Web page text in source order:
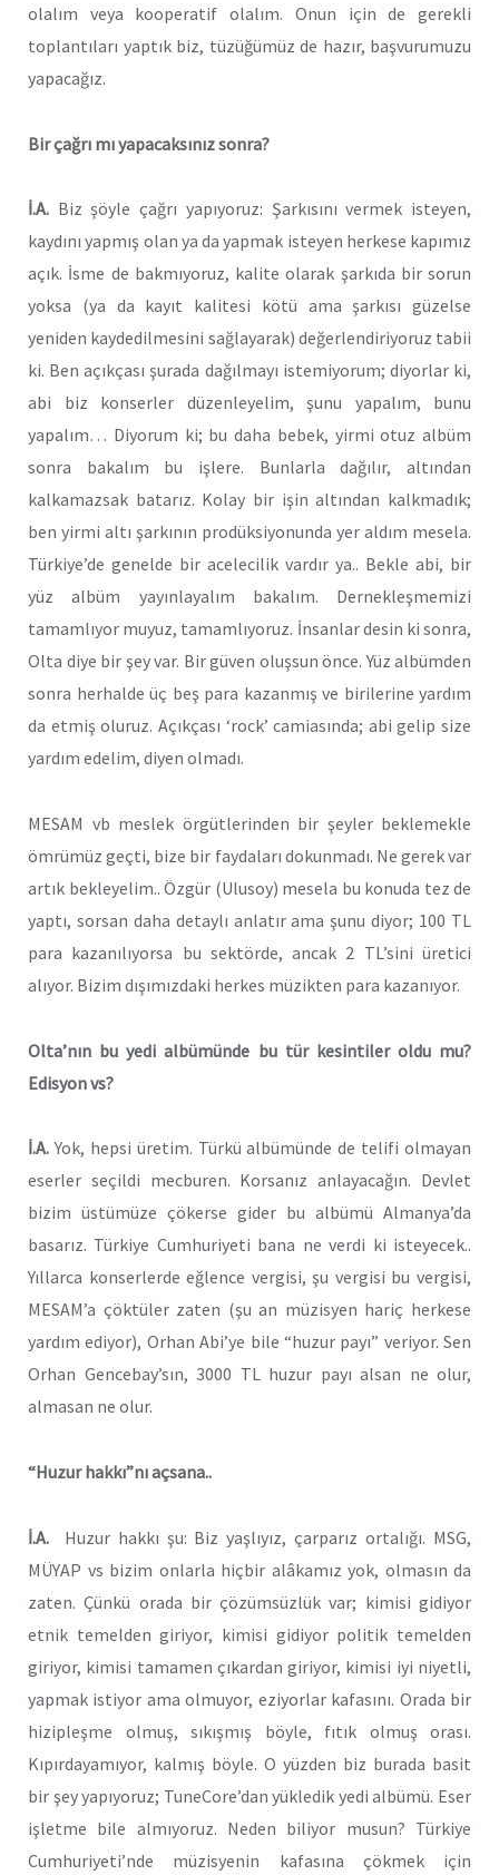
olalım veya kooperatif olalım. Onun için de gerekli
toplantıları yaptık biz, tüzüğümüz de hazır, başvurumuzu
yapacağız.
Bir çağrı mı yapacaksınız sonra?
İ.A. Biz şöyle çağrı yapıyoruz: Şarkısını vermek isteyen,
kaydını yapmış olan ya da yapmak isteyen herkese kapımız
açık. İsme de bakmıyoruz, kalite olarak şarkıda bir sorun
yoksa (ya da kayıt kalitesi kötü ama şarkısı güzelse
yeniden kaydedilmesini sağlayarak) değerlendiriyoruz tabii
ki. Ben açıkçası şurada dağılmayı istemiyorum; diyorlar ki,
abi biz konserler düzenleyelim, şunu yapalım, bunu
yapalım… Diyorum ki; bu daha bebek, yirmi otuz albüm
sonra bakalım bu işlere. Bunlarla dağılır, altından
kalkamazsak batarız. Kolay bir işin altından kalkmadık;
ben yirmi altı şarkının prodüksiyonunda yer aldım mesela.
Türkiye’de genelde bir acelecilik vardır ya.. Bekle abi, bir
yüz albüm yayınlayalım bakalım. Dernekleşmemizi
tamamlıyor muyuz, tamamlıyoruz. İnsanlar desin ki sonra,
Olta diye bir şey var. Bir güven oluşsun önce. Yüz albümden
sonra herhalde üç beş para kazanmış ve birilerine yardım
da etmiş oluruz. Açıkçası ‘rock’ camiasında; abi gelip size
yardım edelim, diyen olmadı.
MESAM vb meslek örgütlerinden bir şeyler beklemekle
ömrümüz geçti, bize bir faydaları dokunmadı. Ne gerek var
artık bekleyelim.. Özgür (Ulusoy) mesela bu konuda tez de
yaptı, sorsan daha detaylı anlatır ama şunu diyor; 100 TL
para kazanılıyorsa bu sektörde, ancak 2 TL’sini üretici
alıyor. Bizim dışımızdaki herkes müzikten para kazanıyor.
Olta’nın bu yedi albümünde bu tür kesintiler oldu mu?
Edisyon vs?
İ.A.Yok, hepsi üretim. Türkü albümünde de telifi olmayan
eserler seçildi mecburen. Korsanız anlayacağın. Devlet
bizim üstümüze çökerse gider bu albümü Almanya’da
basarız. Türkiye Cumhuriyeti bana ne verdi ki isteyecek..
Yıllarca konserlerde eğlence vergisi, şu vergisi bu vergisi,
MESAM’a çöktüler zaten (şu an müzisyen hariç herkese
yardım ediyor), Orhan Abi’ye bile “huzur payı” veriyor. Sen
Orhan Gencebay’sın, 3000 TL huzur payı alsan ne olur,
almasan ne olur.
“Huzur hakkı”nı açsana..
İ.A.
Huzur hakkı şu: Biz yaşlıyız, çarparız ortalığı. MSG,
MÜYAP vs bizim onlarla hiçbir alâkamız yok, olmasın da
zaten. Çünkü orada bir çözümsüzlük var; kimisi gidiyor
etnik temelden giriyor, kimisi gidiyor politik temelden
giriyor, kimisi tamamen çıkardan giriyor, kimisi iyi niyetli,
yapmak istiyor ama olmuyor, eziyorlar kafasını. Orada bir
hizipleşme olmuş, sıkışmış böyle, fıtık olmuş orası.
Kıpırdayamıyor, kalmış böyle. O yüzden biz burada basit
bir şey yapıyoruz; TuneCore’dan yükledik yedi albümü. Eser
işletme bile almıyoruz. Neden biliyor musun? Türkiye
Cumhuriyeti’nde müzisyenin kafasına çökmek için